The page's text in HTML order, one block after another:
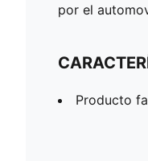
por el
Producto